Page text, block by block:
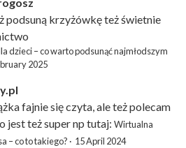
podsuną krzyżówkęteż świetnie
dzieci – co warto podsunąć najmłodszym
2025
fajnie się czyta, ale też polecam
jest też super np tutaj: Wirtualna
– co to takiego? · 15 April 2024